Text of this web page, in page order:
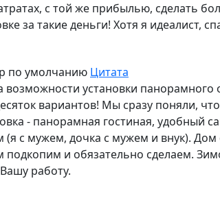
с той же прибылью, сделать
за такие деньги! Хотя я идеалист,
по умолчанию Цитата
установки панорамного
вариантов! Мы сразу поняли,
- панорамная гостиная, удобный
с мужем, дочка с мужем и внук).
подкопим и обязательно сделаем.
работу.